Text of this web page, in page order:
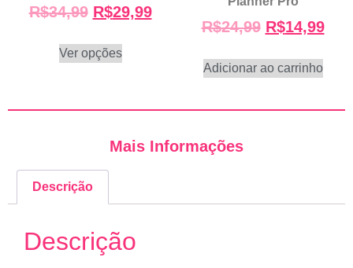
R$34,99 R$29,99
Ver opções
R$24,99 R$14,99
Adicionar ao carrinho
Mais Informações
Descrição
Descrição